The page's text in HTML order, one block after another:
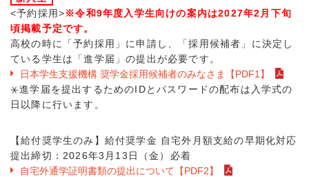
<予約採用>※令和9年度入学生向けの案内は2027年2月下旬
頃掲載予定です。
高校の時に「予約採用」に申請し、「採用候補者」に決定し
ている学生は「進学届」の提出が必要です。
日本学生支援機構 奨学金採用候補者のみなさま【PDF1】
⚹進学届を提出するためのIDとパスワードの配布は入学式の
日以降に行います。
【給付奨学生のみ】給付奨学金 自宅外月額支給の早期化対応
提出締切：2026年3月13日（金）必着
自宅外通学証明書類の提出について【PDF2】